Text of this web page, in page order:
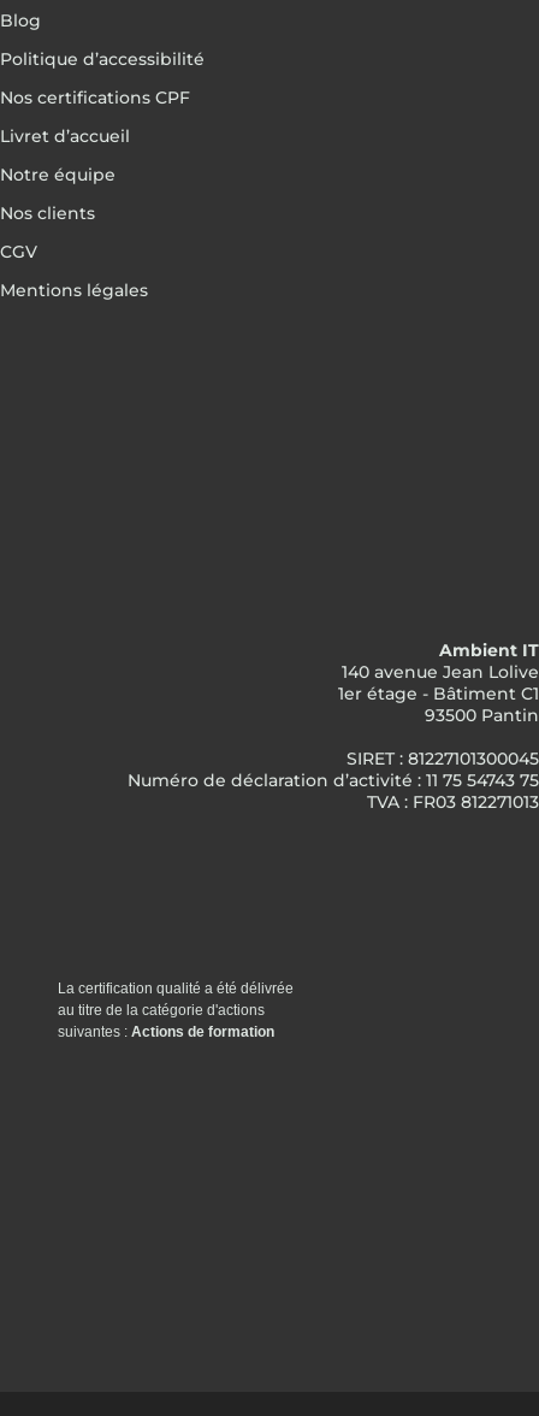
Blog
Politique d’accessibilité
Nos certifications CPF
Livret d’accueil
Notre équipe
Nos clients
CGV
Mentions légales
Ambient IT
140 avenue Jean Lolive
1er étage - Bâtiment C1
93500 Pantin
SIRET : 81227101300045
Numéro de déclaration d’activité : 11 75 54743 75
TVA : FR03 812271013
La certification qualité a été délivrée
au titre de la catégorie d'actions
suivantes : Actions de formation